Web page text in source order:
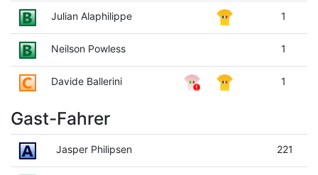
Julian Alaphilippe 1
Neilson Powless 1
Davide Ballerini 1
Gast-Fahrer
Jasper Philipsen 221